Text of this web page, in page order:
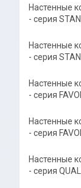
Настенные
- серия
Настенные
- серия
Настенные
- серия
Настенные
- серия
Настенные
- серия